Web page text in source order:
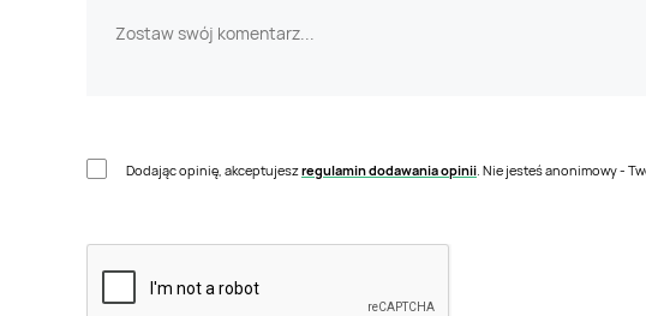
Dodając opinię, akceptujeszregulamin dodawania opinii . Nie jesteś anonimowy -